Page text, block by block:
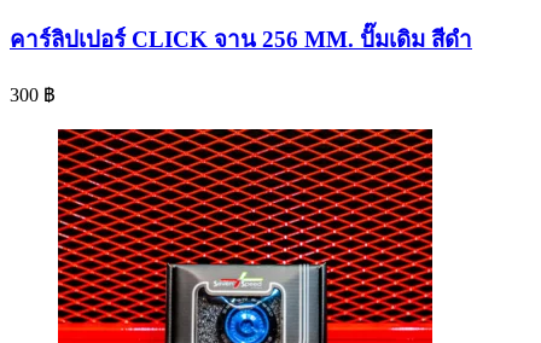
คาร์ลิปเปอร์ CLICK จาน 256 MM. ปั๊มเดิม สีดำ
300 ฿